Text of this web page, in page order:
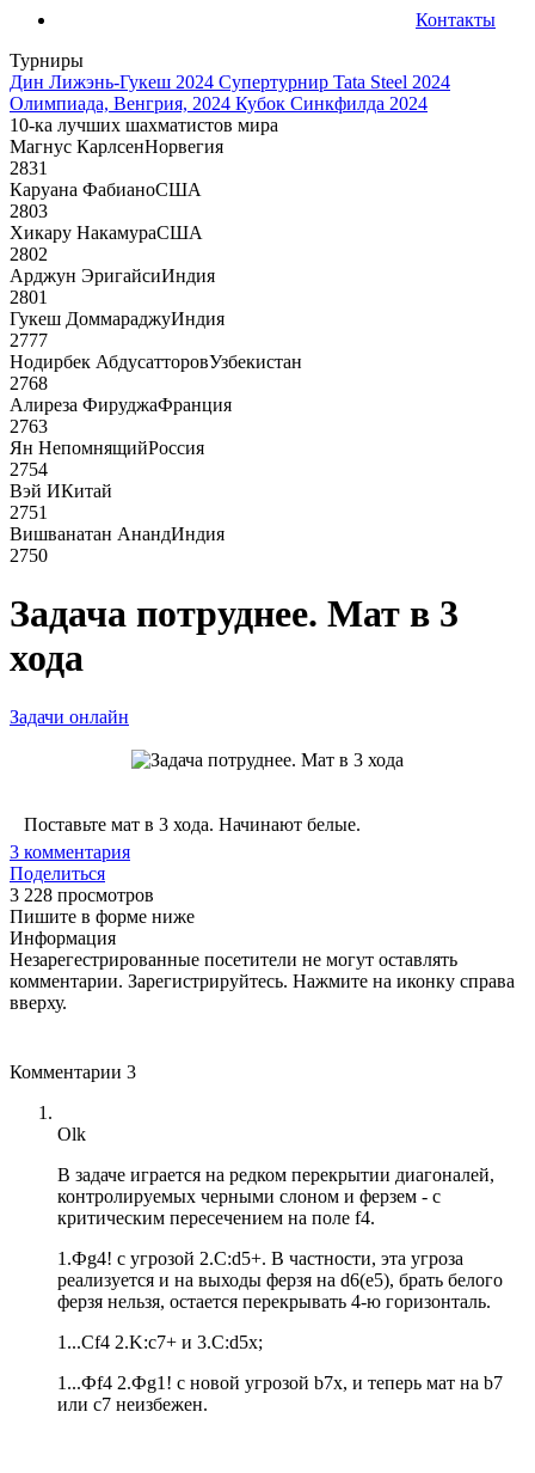
Контакты
Турниры
Дин Лижэнь-Гукеш 2024 Супертурнир Tata Steel 2024
Олимпиада, Венгрия, 2024 Кубок Синкфилда 2024
10-ка лучших шахматистов мира
Магнус КарлсенНорвегия
2831
Каруана ФабианоСША
2803
Хикару НакамураСША
2802
Арджун ЭригайсиИндия
2801
Гукеш ДоммараджуИндия
2777
Нодирбек АбдусатторовУзбекистан
2768
Алиреза ФируджаФранция
2763
Ян НепомнящийРоссия
2754
Вэй ИКитай
2751
Вишванатан АнандИндия
2750
Задача потруднее. Мат в 3
хода
Задачи онлайн
Поставьте мат в 3 хода. Начинают белые.
3 комментария
Поделиться
3 228 просмотров
Пишите в форме ниже
Информация
Незарегестрированные посетители не могут оставлять
комментарии. Зарегистрируйтесь. Нажмите на иконку справа
вверху.
Комментарии 3
Olk
В задаче играется на редком перекрытии диагоналей,
контролируемых черными слоном и ферзем - с
критическим пересечением на поле f4.
1.Фg4! c угрозой 2.С:d5+. В частности, эта угроза
реализуется и на выходы ферзя на d6(e5), брать белого
ферзя нельзя, остается перекрывать 4-ю горизонталь.
1...Сf4 2.K:c7+ и 3.С:d5x;
1...Фf4 2.Фg1! c новой угрозой b7x, и теперь мат на b7
или c7 неизбежен.